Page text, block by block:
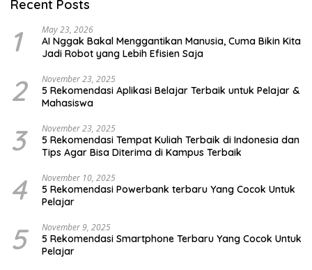
Recent Posts
1 May 23, 2026
AI Nggak Bakal Menggantikan Manusia, Cuma Bikin Kita
Jadi Robot yang Lebih Efisien Saja
2 November 23, 2025
5 Rekomendasi Aplikasi Belajar Terbaik untuk Pelajar &
Mahasiswa
3 November 23, 2025
5 Rekomendasi Tempat Kuliah Terbaik di Indonesia dan
Tips Agar Bisa Diterima di Kampus Terbaik
4 November 10, 2025
5 Rekomendasi Powerbank terbaru Yang Cocok Untuk
Pelajar
5 November 9, 2025
5 Rekomendasi Smartphone Terbaru Yang Cocok Untuk
Pelajar